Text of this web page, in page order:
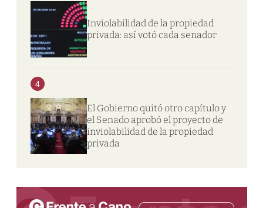
Inviolabilidad de la propiedad
privada: así votó cada senador
4
El Gobierno quitó otro capítulo y
el Senado aprobó el proyecto de
inviolabilidad de la propiedad
privada